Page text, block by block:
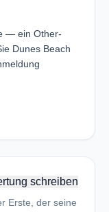
— ein Other-
Dunes Beach
schreiben
Erste, der seine